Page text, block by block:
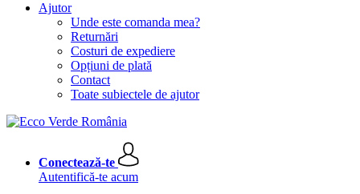
Ajutor
Unde este comanda mea?
Returnări
Costuri de expediere
Opțiuni de plată
Contact
Toate subiectele de ajutor
Conectează-te
Autentifică-te acum